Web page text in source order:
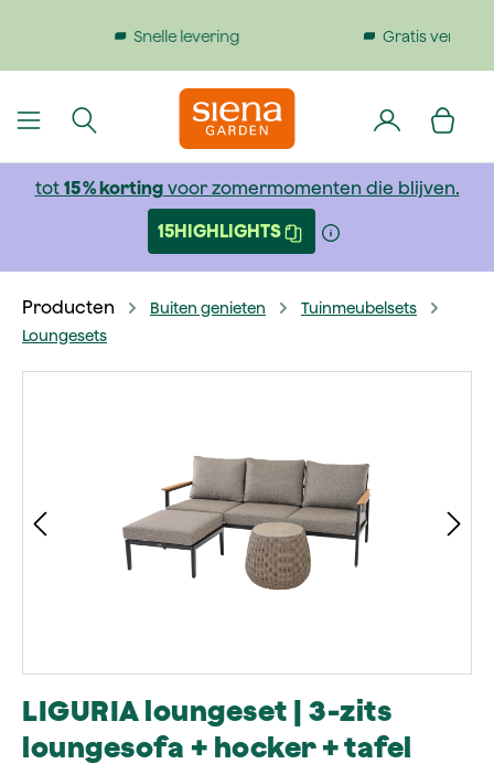
Gratis verzending bij bestellingen boven €199
tot 15 % kortingvoor zomermomenten die blijven.
15HIGHLIGHTS
Producten Buiten genieten
Tuinmeubelsets
Loungesets
LIGURIA loungeset | 3-zits
loungesofa + hocker + tafel